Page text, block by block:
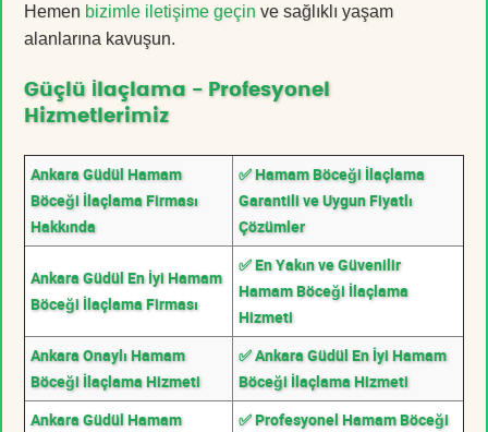
Hemen bizimle iletişime geçin ve sağlıklı yaşam
alanlarına kavuşun.
Güçlü İlaçlama - Profesyonel
Hizmetlerimiz
Ankara Güdül Hamam
Böceği İlaçlama Firması
Hakkında
✅ Hamam Böceği İlaçlama
Garantili ve Uygun Fiyatlı
Çözümler
Ankara Güdül En İyi Hamam
Böceği İlaçlama Firması
✅ En Yakın ve Güvenilir
Hamam Böceği İlaçlama
Hizmeti
Ankara Onaylı Hamam
Böceği İlaçlama Hizmeti
✅ Ankara Güdül En İyi Hamam
Böceği İlaçlama Hizmeti
Ankara Güdül Hamam
✅ Profesyonel Hamam Böceği